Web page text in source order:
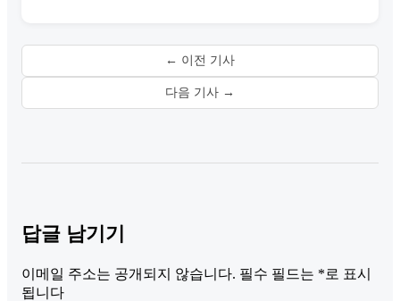
← 이전 기사
다음 기사 →
답글 남기기
이메일 주소는 공개되지 않습니다. 필수 필드는 *로 표시
됩니다